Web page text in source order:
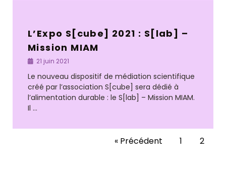
L’Expo S[cube] 2021 : S[lab] –
Mission MIAM
21 juin 2021
Le nouveau dispositif de médiation scientifique
créé par l’association S[cube] sera dédié à
l’alimentation durable : le S[lab] – Mission MIAM.
Il …
« Précédent 1 2